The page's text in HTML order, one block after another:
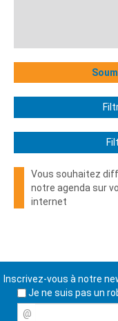
Vous souhaitez
notre agenda sur
internet
Inscrivez-vous à notre
Je ne suis pas un
@